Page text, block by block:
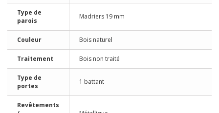
Type de
parois
Madriers 19 mm
Couleur Bois naturel
Traitement Bois non traité
Type de
portes
1 battant
Revêtements